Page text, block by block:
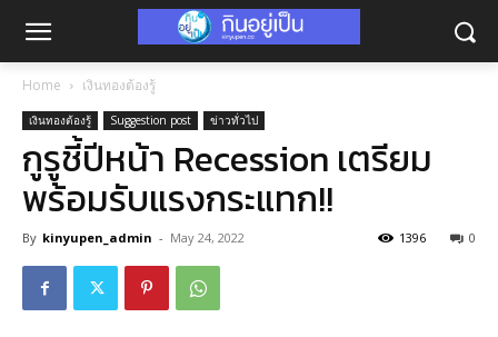
Home เงินทองต้องรู้
เงินทองต้องรู้ Suggestion post ข่าวทั่วไป
กูรูชี้ปีหน้า Recession เตรียม
พร้อมรับแรงกระแทก!!
By kinyupen_admin - May 24, 2022 0
1396